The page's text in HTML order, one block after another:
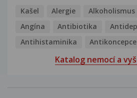
Kašel Alergie Alkoholismus
Angína
Antibiotika
Antihistaminika
Antikoncepce
Katalog nemocí a